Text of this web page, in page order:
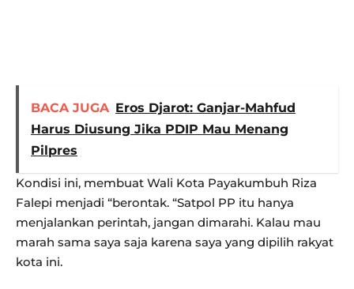
BACA JUGA Eros Djarot: Ganjar-Mahfud
Harus Diusung Jika PDIP Mau Menang
Pilpres
Kondisi ini, membuat Wali Kota Payakumbuh Riza
Falepi menjadi “berontak. “Satpol PP itu hanya
menjalankan perintah, jangan dimarahi. Kalau mau
marah sama saya saja karena saya yang dipilih rakyat
kota ini.